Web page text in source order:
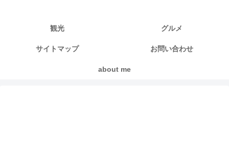
観光 グルメ
サイトマップ お問い合わせ
about me